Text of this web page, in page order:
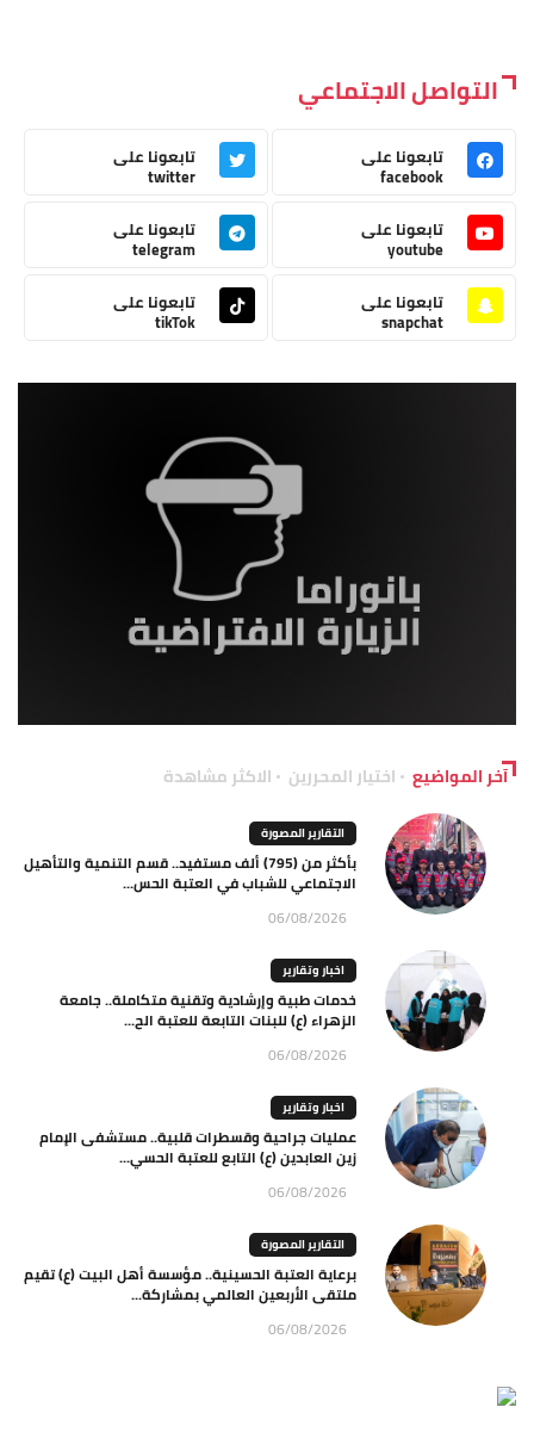
التواصل الاجتماعي
تابعونا على
facebook
تابعونا على
twitter
تابعونا على
youtube
تابعونا على
telegram
تابعونا على
snapchat
تابعونا على
tikTok
آخر المواضيع اختيار المحررين الاكثر مشاهدة
التقارير المصورة
بأكثر من (795) ألف مستفيد.. قسم التنمية والتأهيل
الاجتماعي للشباب في العتبة الحس...
06/08/2026
اخبار وتقارير
خدمات طبية وإرشادية وتقنية متكاملة.. جامعة
الزهراء (ع) للبنات التابعة للعتبة الح...
06/08/2026
اخبار وتقارير
عمليات جراحية وقسطرات قلبية.. مستشفى الإمام
زين العابدين (ع) التابع للعتبة الحسي...
06/08/2026
التقارير المصورة
برعاية العتبة الحسينية.. مؤسسة أهل البيت (ع) تقيم
ملتقى الأربعين العالمي بمشاركة...
06/08/2026